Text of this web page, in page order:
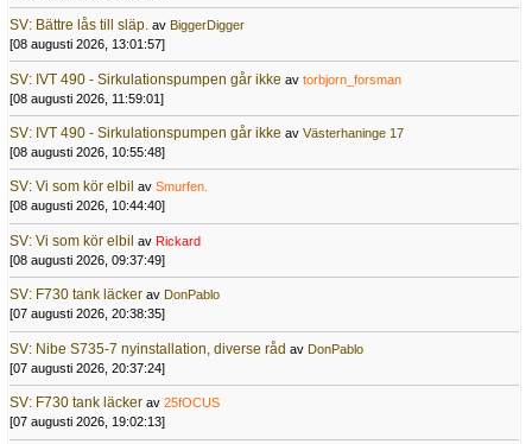
SV: Bättre lås till släp. av BiggerDigger
[08 augusti 2026, 13:01:57]
SV: IVT 490 - Sirkulationspumpen går ikke av torbjorn_forsman
[08 augusti 2026, 11:59:01]
SV: IVT 490 - Sirkulationspumpen går ikke av Västerhaninge 17
[08 augusti 2026, 10:55:48]
SV: Vi som kör elbil av Smurfen.
[08 augusti 2026, 10:44:40]
SV: Vi som kör elbil av Rickard
[08 augusti 2026, 09:37:49]
SV: F730 tank läcker av DonPablo
[07 augusti 2026, 20:38:35]
SV: Nibe S735-7 nyinstallation, diverse råd av DonPablo
[07 augusti 2026, 20:37:24]
SV: F730 tank läcker av 25fOCUS
[07 augusti 2026, 19:02:13]